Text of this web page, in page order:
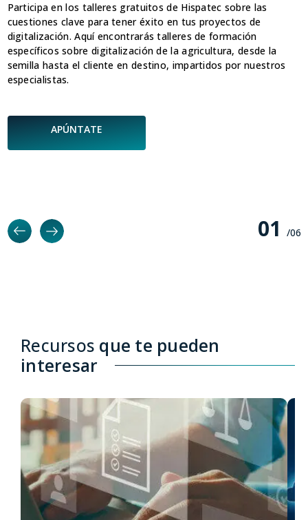
Participa en los talleres gratuitos de Hispatec sobre las
cuestiones clave para tener éxito en tus proyectos de
digitalización. Aquí encontrarás talleres de formación
específicos sobre digitalización de la agricultura, desde la
semilla hasta el cliente en destino, impartidos por nuestros
especialistas.
APÚNTATE
01 /06
Recursos que te pueden
interesar